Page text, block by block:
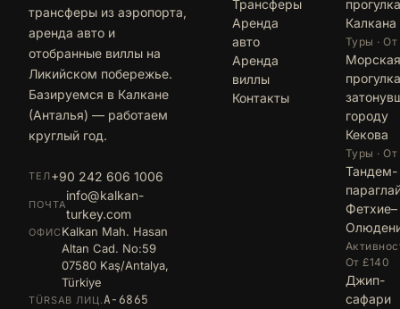
трансферы из аэропорта,
аренда авто и
отобранные виллы на
Ликийском побережье.
Базируемся в Калкане
(Анталья) — работаем
круглый год.
ТЕЛ+90 242 606 1006
ПОЧТА
info@kalkan-
turkey.com
ОФИС Kalkan Mah. Hasan
Altan Cad. No:59
07580 Kaş/Antalya,
Türkiye
TÜRSAB ЛИЦ.A-6865
Трансферы
Аренда
авто
Аренда
виллы
Контакты
Калкана
Туры ·
Морская
городу
Кекова
Туры ·
Тандем-
Фетхие–
От £140
Джип-
сафари